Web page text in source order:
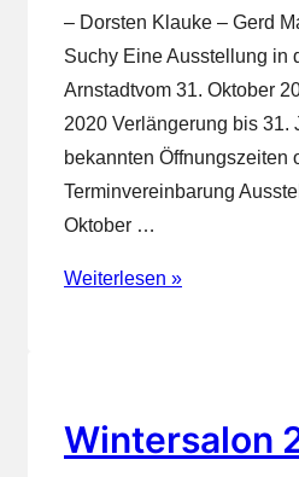
– Dorsten Klauke – Gerd
Suchy Eine Ausstellung in
Arnstadtvom 31. Oktober
2020 Verlängerung bis 31.
bekannten Öffnungszeiten
Terminvereinbarung
Oktober …
Herbstsalon
Weiterlesen »
Wintersalon